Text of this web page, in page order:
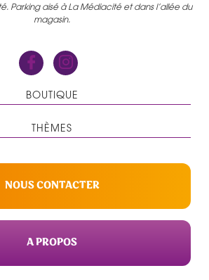
Parking aisé à La Médiacité et dans l’allée du
magasin.
BOUTIQUE
THÈMES
NOUS CONTACTER
A PROPOS